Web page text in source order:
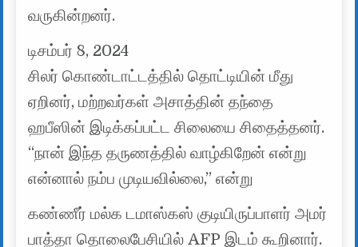
வருகின்றனர்.
டிசம்பர் 8, 2024
சிலர் கொண்டாட்டத்தில் தொட்டியின் மீது
ஏறினர், மற்றவர்கள் அசாத்தின் தந்தை
ஹபீஸின் இடிக்கப்பட்ட சிலையை சிதைத்தனர்.
“நான் இந்த தருணத்தில் வாழ்கிறேன் என்று
என்னால் நம்ப முடியவில்லை,” என்று
கண்ணீர் மல்க டமாஸ்கஸ் குடியிருப்பாளர் அமர்
பாத்தா தொலைபேசியில் AFP இடம் கூறினார்.